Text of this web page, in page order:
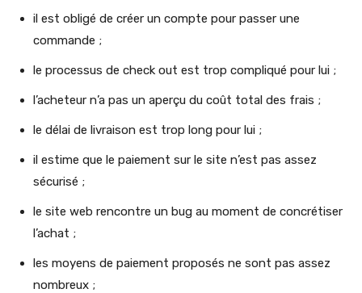
il est obligé de créer un compte pour passer une
commande ;
le processus de check out est trop compliqué pour lui ;
l’acheteur n’a pas un aperçu du coût total des frais ;
le délai de livraison est trop long pour lui ;
il estime que le paiement sur le site n’est pas assez
sécurisé ;
le site web rencontre un bug au moment de concrétiser
l’achat ;
les moyens de paiement proposés ne sont pas assez
nombreux ;